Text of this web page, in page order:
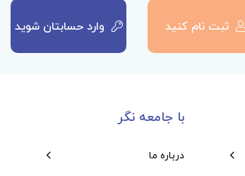
وارد حسابتان شوید ثبت نام کنید
با جامعه نگر
درباره ما